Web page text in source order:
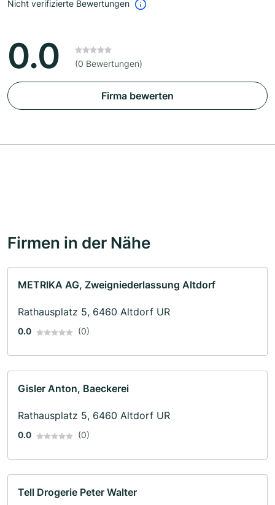
Nicht verifizierte Bewertungen
0.0 (0 Bewertungen)
Firma bewerten
Firmen in der Nähe
METRIKA AG, Zweigniederlassung Altdorf
Rathausplatz 5, 6460 Altdorf UR
0.0 (0)
Gisler Anton, Baeckerei
Rathausplatz 5, 6460 Altdorf UR
0.0 (0)
Tell Drogerie Peter Walter